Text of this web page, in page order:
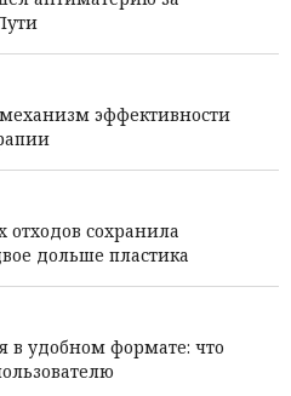
эффективности
отходов сохранила
дольше пластика
в удобном формате: что